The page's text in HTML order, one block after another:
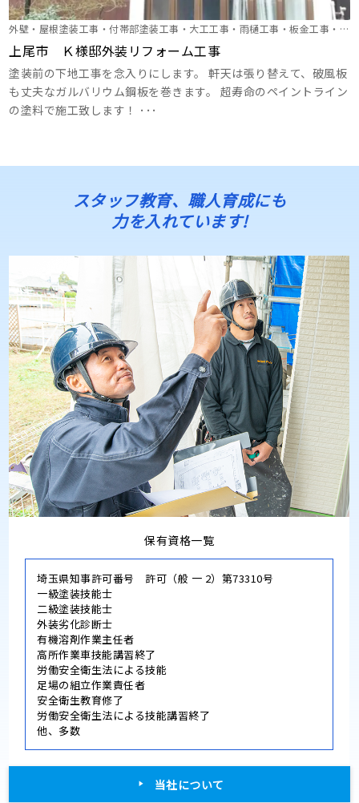
外壁・屋根塗装工事・付帯部塗装工事・大工工事・雨樋工事・板金工事・そ
の他工事
上尾市 Ｋ様邸外装リフォーム工事
塗装前の下地工事を念入りにします。 軒天は張り替えて、破風板
も丈夫なガルバリウム鋼板を巻きます。 超寿命のペイントライン
の塗料で施工致します！ ･･･
スタッフ教育、職人育成にも
力を入れています!
保有資格一覧
埼玉県知事許可番号 許可（般 一 2）第73310号
一級塗装技能士
二級塗装技能士
外装劣化診断士
有機溶剤作業主任者
高所作業車技能講習終了
労働安全衛生法による技能
足場の組立作業責任者
安全衛生教育修了
労働安全衛生法による技能講習終了
他、多数
当社について